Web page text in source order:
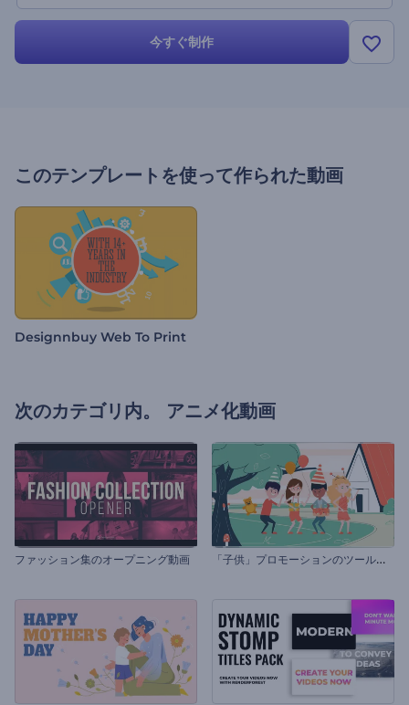
今すぐ制作
このテンプレートを使って作られた動画
Designnbuy Web To Print
次のカテゴリ内。 アニメ化動画
ファッション集のオープニング動画 「
子供」プロモーションのツールキット